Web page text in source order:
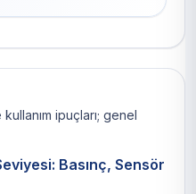
kullanım ipuçları; genel
Basınç, Sensör